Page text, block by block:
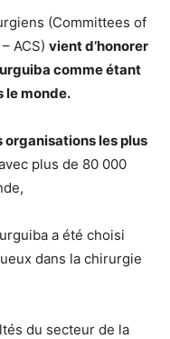
(Committees of
ACS) vient d’honorer
comme étant
le monde.
organisations les plus
plus de 80 000
a été choisi
dans la chirurgie
du secteur de la